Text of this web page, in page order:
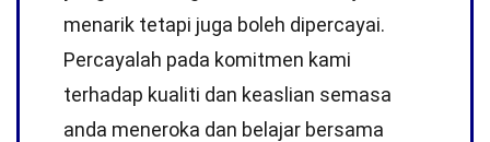
menarik tetapi juga boleh dipercayai.
Percayalah pada komitmen kami
terhadap kualiti dan keaslian semasa
anda meneroka dan belajar bersama